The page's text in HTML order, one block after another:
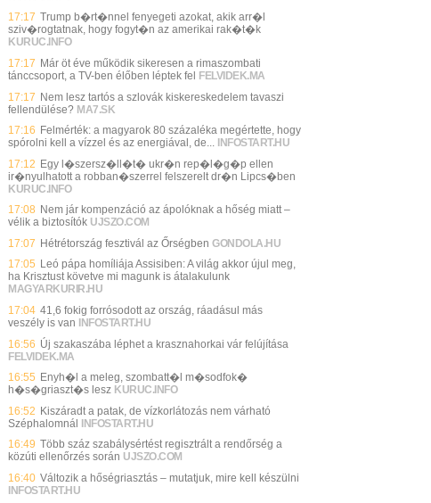
17:17 Trump b�rt�nnel fenyegeti azokat, akik arr�l
sziv�rogtatnak, hogy fogyt�n az amerikai rak�t�k
KURUC.INFO
17:17 Már öt éve működik sikeresen a rimaszombati
tánccsoport, a TV-ben élőben léptek fel
FELVIDEK.MA
17:17 Nem lesz tartós a szlovák kiskereskedelem tavaszi
fellendülése? MA7.SK
17:16 Felmérték: a magyarok 80 százaléka megértette, hogy
spórolni kell a vízzel és az energiával, de... INFOSTART.HU
17:12 Egy l�szersz�ll�t� ukr�n rep�l�g�p ellen
ir�nyulhatott a robban�szerrel felszerelt dr�n Lipcs�ben
KURUC.INFO
17:08 Nem jár kompenzáció az ápolóknak a hőség miatt –
vélik a biztosítók UJSZO.COM
17:07 Hétrétország fesztivál az Őrségben GONDOLA.HU
17:05 Leó pápa homíliája Assisiben: A világ akkor újul meg,
ha Krisztust követve mi magunk is átalakulunk
MAGYARKURIR.HU
17:04 41,6 fokig forrósodott az ország, ráadásul más
veszély is van
INFOSTART.HU
16:56 Új szakaszába léphet a krasznahorkai vár felújítása
FELVIDEK.MA
16:55 Enyh�l a meleg, szombatt�l m�sodfok�
h�s�griaszt�s lesz KURUC.INFO
16:52 Kiszáradt a patak, de vízkorlátozás nem várható
Széphalomnál INFOSTART.HU
16:49 Több száz szabálysértést regisztrált a rendőrség a
közúti ellenőrzés során UJSZO.COM
16:40 Változik a hőségriasztás – mutatjuk, mire kell készülni
INFOSTART.HU